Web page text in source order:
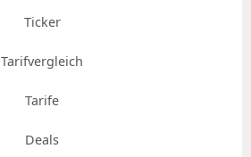
Ticker
Tarifvergleich
Tarife
Deals